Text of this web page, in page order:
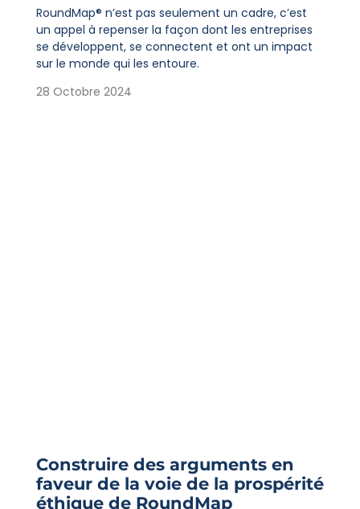
RoundMap® n’est pas seulement un cadre, c’est
un appel à repenser la façon dont les entreprises
se développent, se connectent et ont un impact
sur le monde qui les entoure.
28 Octobre 2024
Construire des arguments en
faveur de la voie de la prospérité
éthique de RoundMap